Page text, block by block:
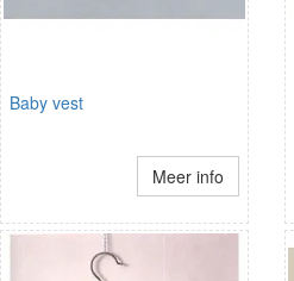
Baby vest
Meer info